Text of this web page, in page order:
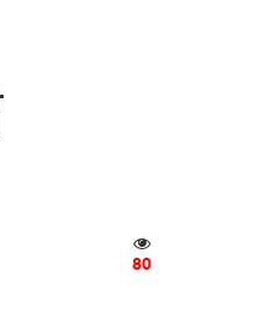
80